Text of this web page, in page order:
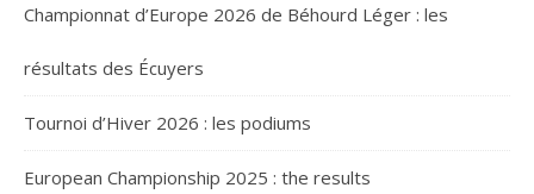
Championnat d’Europe 2026 de Béhourd Léger : les
résultats des Écuyers
Tournoi d’Hiver 2026 : les podiums
European Championship 2025 : the results